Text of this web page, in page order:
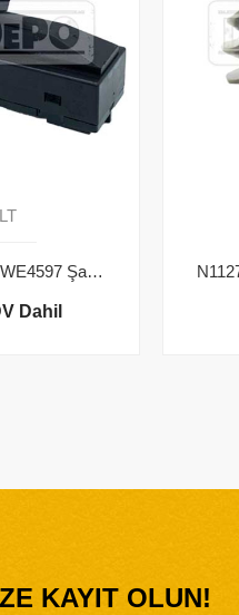
N122893 Dewalt DWE4597 Şalter
Dahil
KAYIT OLUN!